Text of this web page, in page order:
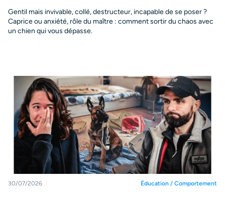
Gentil mais invivable, collé, destructeur, incapable de se poser ?
Caprice ou anxiété, rôle du maître : comment sortir du chaos avec
un chien qui vous dépasse.
30/07/2026 Éducation / Comportement